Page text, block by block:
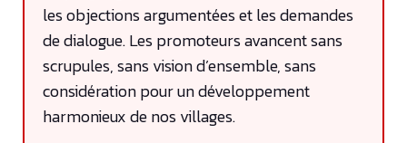
les objections argumentées et les demandes
de dialogue. Les promoteurs avancent sans
scrupules, sans vision d’ensemble, sans
considération pour un développement
harmonieux de nos villages.